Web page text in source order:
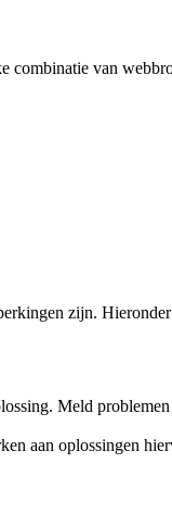
combinatie van
zijn. Hieronder
Meld
aan oplossingen